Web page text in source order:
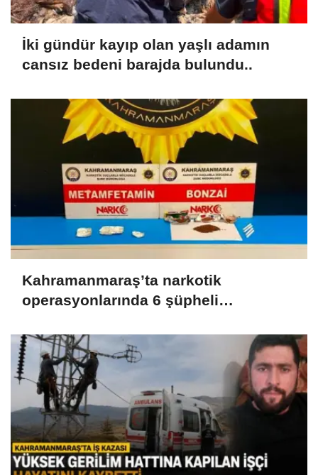
İki gündür kayıp olan yaşlı adamın
cansız bedeni barajda bulundu..
Kahramanmaraş’ta narkotik
operasyonlarında 6 şüpheli